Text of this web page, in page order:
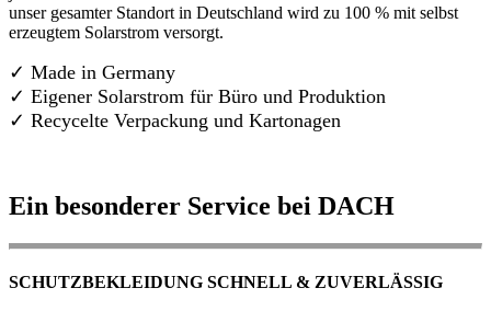
unser gesamter Standort in Deutschland wird zu 100 % mit selbst
erzeugtem Solarstrom versorgt.
✓ Made in Germany
✓ Eigener Solarstrom für Büro und Produktion
✓ Recycelte Verpackung und Kartonagen
Ein besonderer Service bei DACH
SCHUTZBEKLEIDUNG SCHNELL & ZUVERLÄSSIG